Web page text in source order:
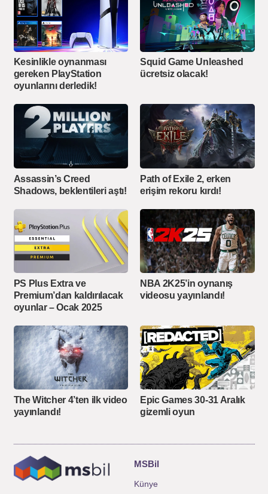
Kesinlikle oynanması
gereken PlayStation
oyunlarını derledik!
Squid Game Unleashed
ücretsiz olacak!
Assassin’s Creed
Shadows, beklentileri aştı!
Path of Exile 2, erken
erişim rekoru kırdı!
PS Plus Extra ve
Premium’dan kaldırılacak
oyunlar – Ocak 2025
NBA 2K25’in oynanış
videosu yayınlandı!
The Witcher 4’ten ilk video
yayınlandı!
Epic Games 30-31 Aralık
gizemli oyun
MSBil
Künye